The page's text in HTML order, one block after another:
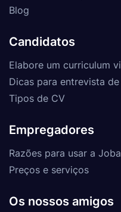
Blog
Candidatos
Elabore um curriculum
Dicas para entrevista
Tipos de CV
Empregadores
Razões para usar a
Preços e serviços
Os nossos amigos